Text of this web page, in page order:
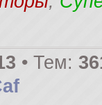
• Тем: